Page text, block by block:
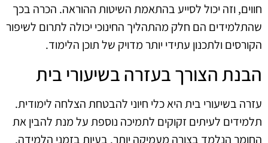
חווים, וזה יכול לסייע בהתאמת השיטות ההוראה. הכרה בכך
שהתלמידים הם חלק מהתהליך החינוכי יכולה לתרום לשיפור
הקורסים ולתכנון עתידי יותר מדויק של תוכן הלימוד.
הבנת הצורך בעזרה בשיעורי בית
עזרה בשיעורי בית היא כלי חיוני להבטחת הצלחה לימודית.
תלמידים לעיתים זקוקים לתמיכה נוספת על מנת להבין את
החומר הנלמד בצורה מעמיקה יותר. בעיות בזמני הלמידה,